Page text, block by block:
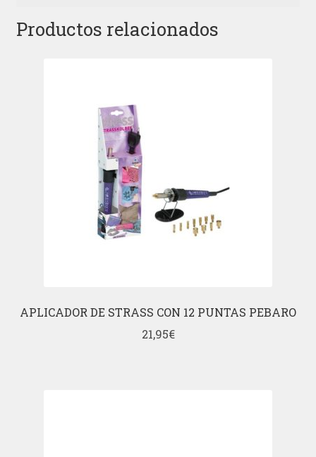
Productos relacionados
APLICADOR DE STRASS CON 12 PUNTAS PEBARO
21,95€